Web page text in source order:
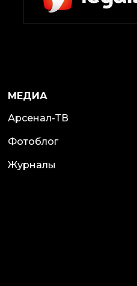
МЕДИА
Арсенал-ТВ
Фотоблог
Журналы